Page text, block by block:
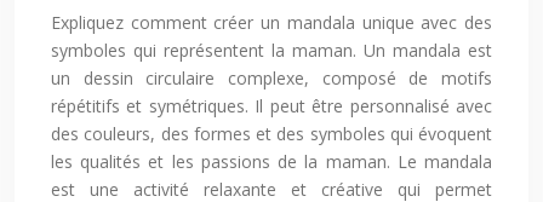
Expliquez comment créer un mandala unique avec des
symboles qui représentent la maman. Un mandala est
un dessin circulaire complexe, composé de motifs
répétitifs et symétriques. Il peut être personnalisé avec
des couleurs, des formes et des symboles qui évoquent
les qualités et les passions de la maman. Le mandala
est une activité relaxante et créative qui permet